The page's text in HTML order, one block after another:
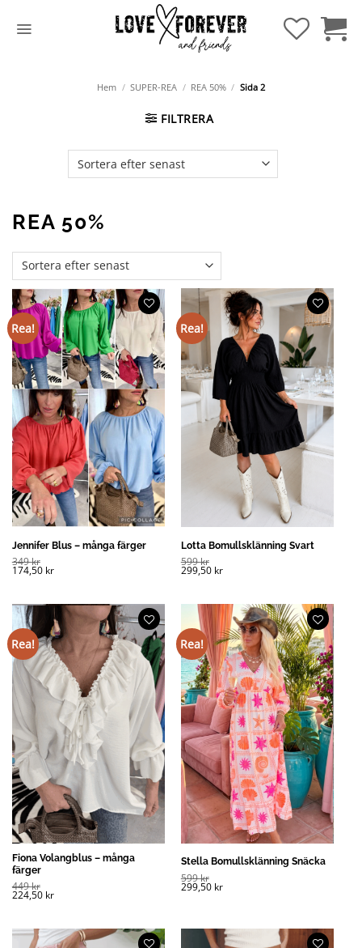
Hem / SUPER-REA / REA 50% / Sida 2
FILTRERA
REA 50%
Rea!
Jennifer Blus – många färger
349kr
174,50 kr
Rea!
Lotta Bomullsklänning Svart
599kr
299,50 kr
Rea!
Fiona Volangblus – många
färger
449kr
224,50 kr
Rea!
Stella Bomullsklänning Snäcka
599kr
299,50 kr